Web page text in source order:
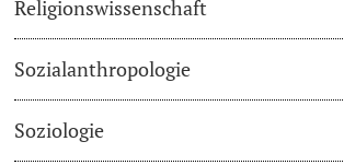
Religionswissenschaft
Sozialanthropologie
Soziologie